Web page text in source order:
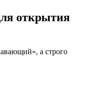
открытия
а строго